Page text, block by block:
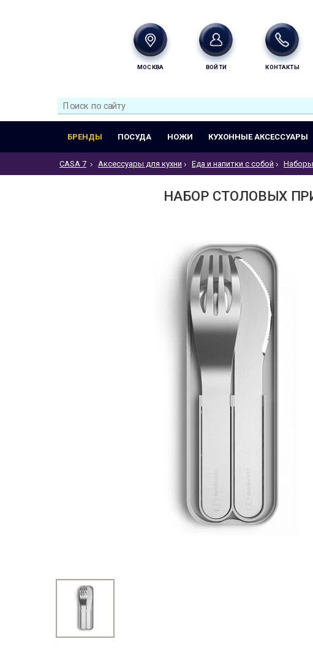
МОСКВА ВОЙТИ КОНТАКТЫ
БРЕНДЫ ПОСУДА НОЖИ КУХОННЫЕ АКСЕССУАРЫ
CASA 7 Аксессуары для кухни Еда и напитки с собой
НАБОР СТОЛОВЫХ